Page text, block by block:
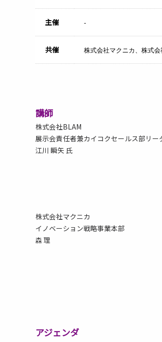
主催 -
共催 株式会社マクニカ、株式会
講師
株式会社BLAM
展示会責任者兼カイコクセールス部リー
江川 瞬矢 氏
株式会社マクニカ
イノベーション戦略事業本部
森 理
アジェンダ